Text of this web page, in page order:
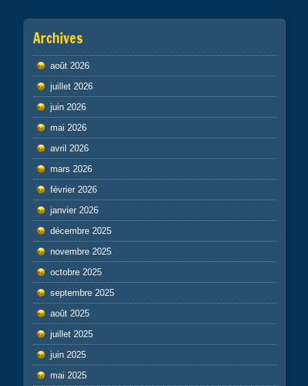
Archives
août 2026
juillet 2026
juin 2026
mai 2026
avril 2026
mars 2026
février 2026
janvier 2026
décembre 2025
novembre 2025
octobre 2025
septembre 2025
août 2025
juillet 2025
juin 2025
mai 2025